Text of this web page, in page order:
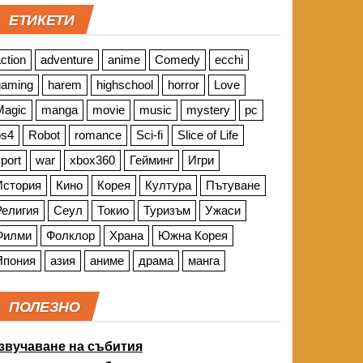
ЕТИКЕТИ
adventure anime Comedy
ecchi
harem highschool horror
Love
manga movie music mystery
pc
Robot romance Sci-fi
Slice of Life
war xbox360 Гейминг
Игри
Кино Корея Култура
Пътуване
Сеул Токио Туризъм
Ужаси
Фолклор Храна
Южна Корея
азия аниме драма манга
ПОЛЕЗНО
на събития